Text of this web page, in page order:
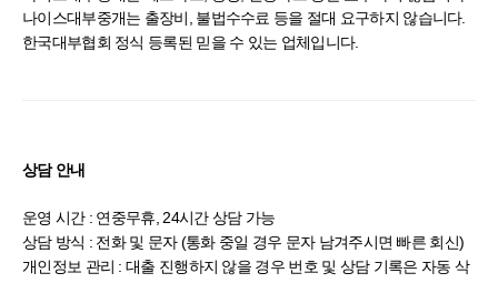
나이스대부중개는 출장비, 불법수수료 등을 절대 요구하지 않습니다.
한국대부협회 정식 등록된 믿을 수 있는 업체입니다.
상담 안내
운영 시간 : 연중무휴, 24시간 상담 가능
상담 방식 : 전화 및 문자 (통화 중일 경우 문자 남겨주시면 빠른 회신)
개인정보 관리 : 대출 진행하지 않을 경우 번호 및 상담 기록은 자동 삭